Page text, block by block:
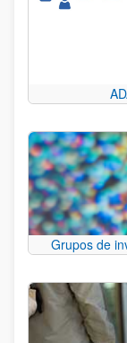
Grupos de